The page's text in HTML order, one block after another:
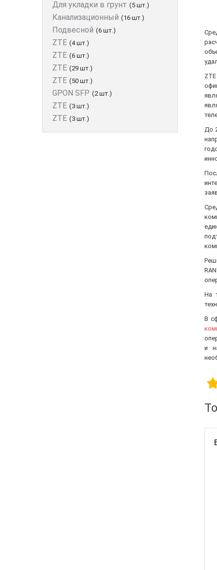
GEAR
Prolum
Merlion
Dahua
ONV
Hikvision
Edge-core
Ruijie
Aruba
Jirous
Для укладки в грунт (5 шт.)
Канализационный (16 шт.)
Подвесной (6 шт.)
ZTE (4 шт.)
ZTE (6 шт.)
ZTE (29 шт.)
ZTE (50 шт.)
GPON SFP (2 шт.)
ZTE (3 шт.)
ZTE (3 шт.)
До
На
В
и